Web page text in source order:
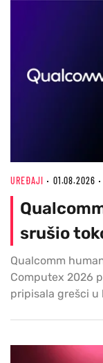
UREĐAJI 01.08.2026
srušio
Qualcomm
Computex 2026
pripisala grešci u